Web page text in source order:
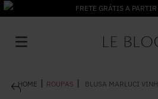
FRETE GRÁTIS A
ROUPAS BLUSA MARLUCI